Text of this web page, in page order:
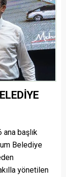
ana başlık
Belediye
yönetilen